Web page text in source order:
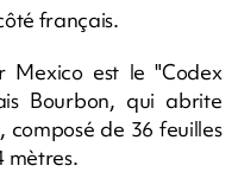
français.
Mexico est le "Codex
Bourbon, qui abrite
composé de 36 feuilles
mètres.